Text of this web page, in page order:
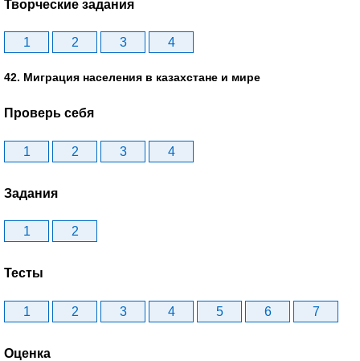
Творческие задания
1 2 3 4
42. Миграция населения в казахстане и мире
Проверь себя
1 2 3 4
Задания
1 2
Тесты
1 2 3 4 5 6 7
Оценка